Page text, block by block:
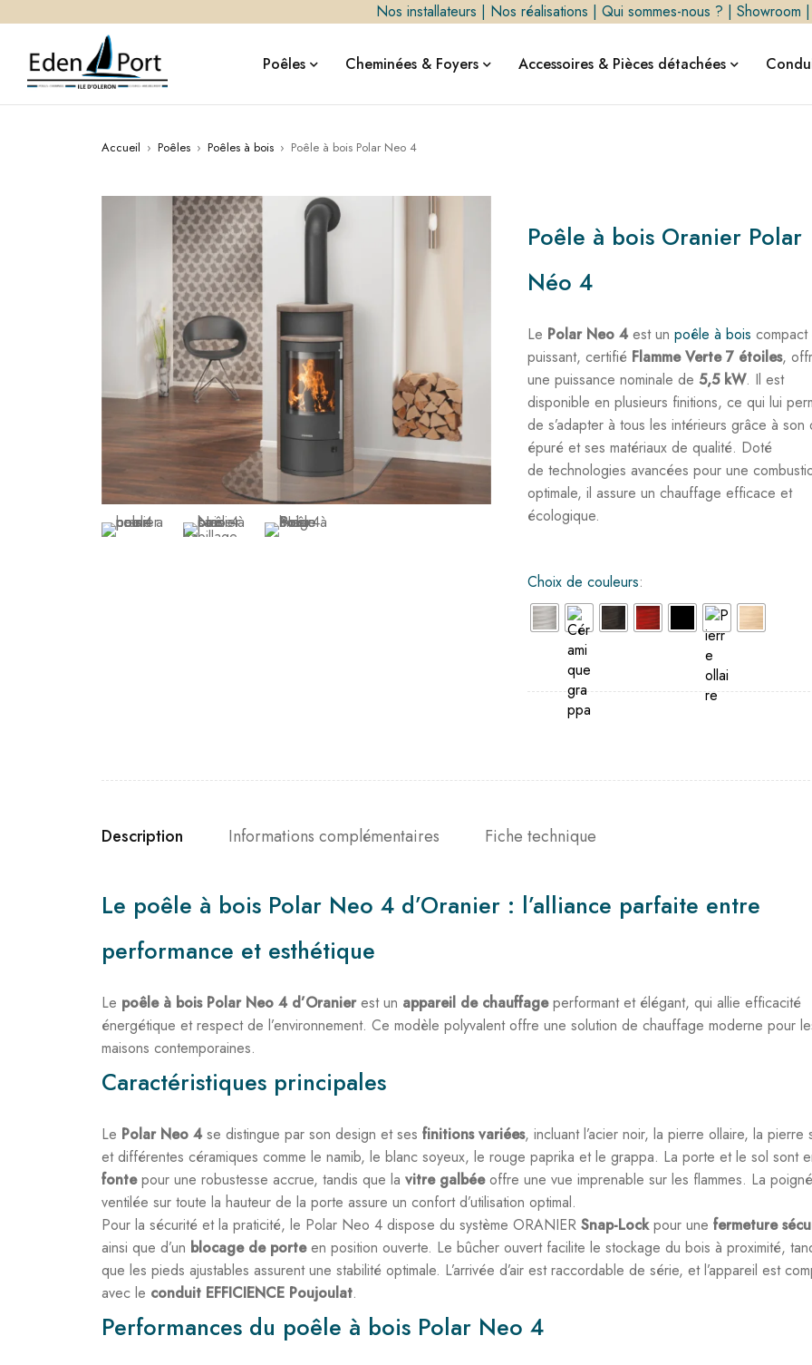
Nos installateurs | Nos réalisations | Qui sommes-nous ? | Showroom |
Poêles Cheminées & Foyers Accessoires & Pièces détachées
Accueil › Poêles › Poêles à bois › Poêle à bois Polar Neo 4
Poêle à bois Oranier Polar
Néo 4
Le Polar Neo 4 est unpoêle à bois compact
puissant, certifié Flamme Verte 7 étoiles,
une puissance nominale de5,5 kW. Il est
disponible en plusieurs finitions, ce qui lui
de s’adapter à tous les intérieurs grâce à son
épuré et ses matériaux de qualité. Doté
de technologies avancées pour une
optimale, il assure un chauffage efficace et
écologique.
Choix de couleurs
Description Informations complémentaires Fiche technique
Le poêle à bois Polar Neo 4 d’Oranier : l’alliance parfaite entre
performance et esthétique
Le poêle à bois Polar Neo 4 d’Oranierest un appareil de chauffageperformant et élégant, qui allie efficacité
énergétique et respect de l’environnement. Ce modèle polyvalent offre une solution de chauffage moderne pour
maisons contemporaines.
Caractéristiques principales
Le Polar Neo 4 se distingue par son design et ses finitions variées, incluant l’acier noir, la pierre ollaire, la pierre
et différentes céramiques comme le namib, le blanc soyeux, le rouge paprika et le grappa. La porte et le sol sont
fontepour une robustesse accrue, tandis que la vitre galbéeoffre une vue imprenable sur les flammes. La
ventilée sur toute la hauteur de la porte assure un confort d’utilisation optimal.
Pour la sécurité et la praticité, le Polar Neo 4 dispose du système ORANIER Snap-Lockpour une fermeture
ainsi que d’un blocage de porteen position ouverte. Le bûcher ouvert facilite le stockage du bois à proximité,
que les pieds ajustables assurent une stabilité optimale. L’arrivée d’air est raccordable de série, et l’appareil est
avec le conduit EFFICIENCE Poujoulat.
Performances du poêle à bois Polar Neo 4